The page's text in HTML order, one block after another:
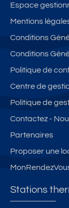
Espace
Mentions
Conditions
Conditions
Politique de
Centre de
Politique de
Contactez -
Partenaires
Proposer une
Stations